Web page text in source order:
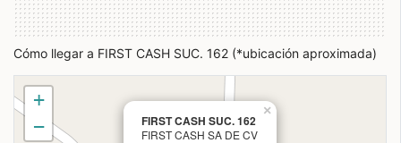
Cómo llegar a FIRST CASH SUC. 162 (*ubicación aproximada)
FIRST CASH SUC. 162
FIRST CASH SA DE CV
×
+
−